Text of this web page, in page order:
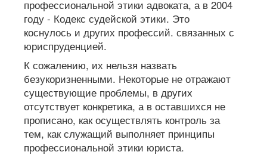
профессиональной этики адвоката, а в 2004
году - Кодекс судейской этики. Это
коснулось и других профессий. связанных с
юриспруденцией.
К сожалению, их нельзя назвать
безукоризненными. Некоторые не отражают
существующие проблемы, в других
отсутствует конкретика, а в оставшихся не
прописано, как осуществлять контроль за
тем, как служащий выполняет принципы
профессиональной этики юриста.